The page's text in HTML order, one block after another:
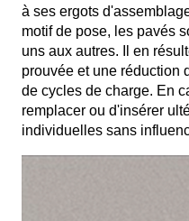
à ses ergots
motif de pose, les pavés
uns aux autres. Il en
prouvée et une réduction
de cycles de charge. En
remplacer ou d'insérer
individuelles sans